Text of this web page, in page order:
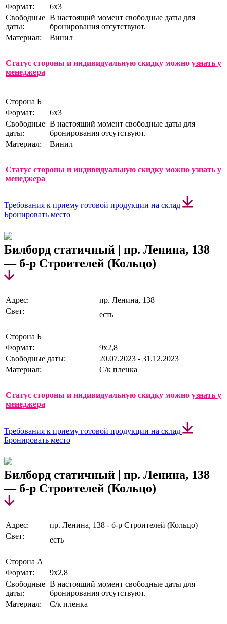
Формат:
6х3
Свободные
даты:
В настоящий момент свободные даты для
бронирования отсутствуют.
Материал:
Винил
Статус стороны и индивидуальную скидку можно узнать у
менеджера
Сторона Б
Формат:
6х3
Свободные
даты:
В настоящий момент свободные даты для
бронирования отсутствуют.
Материал:
Винил
Статус стороны и индивидуальную скидку можно узнать у
менеджера
Требования к приему готовой продукции на склад
Бронировать место
Билборд статичный | пр. Ленина, 138
— б-р Строителей (Кольцо)
Адрес:
пр. Ленина, 138
Свет:
есть
Сторона Б
Формат:
9х2,8
Свободные даты:
20.07.2023 - 31.12.2023
Материал:
С/к пленка
Статус стороны и индивидуальную скидку можно узнать у
менеджера
Требования к приему готовой продукции на склад
Бронировать место
Билборд статичный | пр. Ленина, 138
— б-р Строителей (Кольцо)
Адрес:
пр. Ленина, 138 - б-р Строителей (Кольцо)
Свет:
есть
Сторона А
Формат:
9х2,8
Свободные
даты:
В настоящий момент свободные даты для
бронирования отсутствуют.
Материал:
С/к пленка